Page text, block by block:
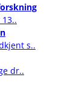
s..
dr..